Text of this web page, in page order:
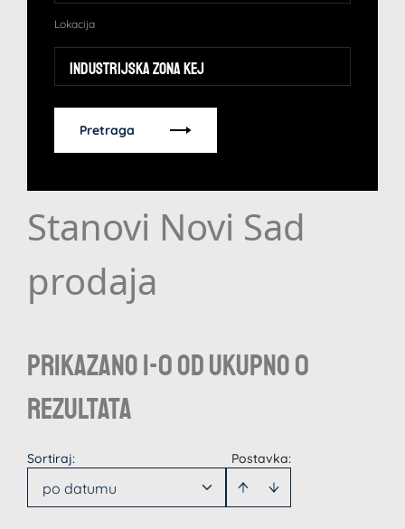
Lokacija
Industrijska zona kej
Pretraga
Stanovi Novi Sad
prodaja
Prikazano 1-0 od ukupno 0
rezultata
Postavka:
Sortiraj:
po datumu